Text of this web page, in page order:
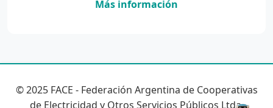
Más información
© 2025 FACE - Federación Argentina de Cooperativas
de Electricidad y Otros Servicios Públicos Ltda.